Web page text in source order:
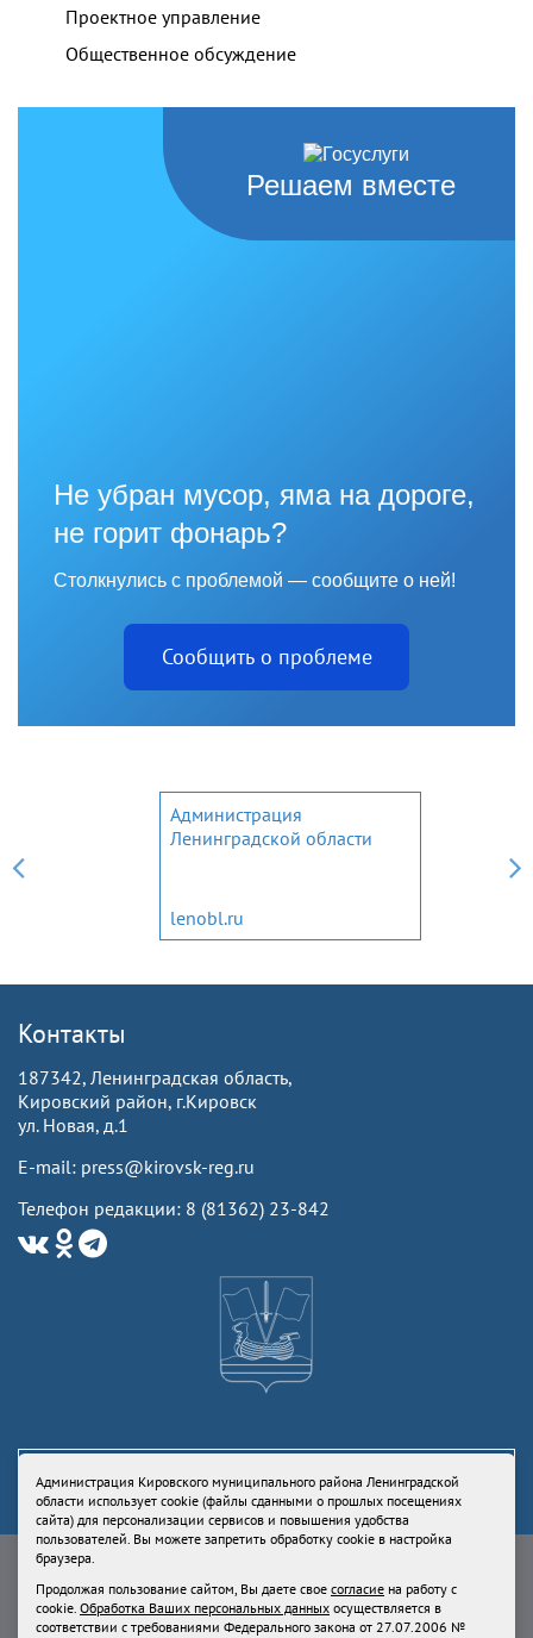
Проектное управление
Общественное обсуждение
Решаем вместе
Не убран мусор, яма на дороге,
не горит фонарь?
Столкнулись с проблемой — сообщите о ней!
Сообщить о проблеме
Администрация
Ленинградской области
lenobl.ru
Контакты
187342, Ленинградская область,
Кировский район, г.Кировск
ул. Новая, д.1
E-mail: press@kirovsk-reg.ru
Телефон редакции: 8 (81362) 23-842
Свидетельство Роскомнадзора ЭЛ № ФС77-73336 от 24 июля 2018
Ленинградской области
Продолжая пользование сайтом, Вы даете своесогласиена работу с
Администрация Кировского муниципального района Ленинградской
области использует cookie (файлы сданными о прошлых посещениях
сайта) для персонализации сервисов и повышения удобства
пользователей. Вы можете запретить обработку cookie в настройка
браузера.
Продолжая пользование сайтом, Вы даете свое согласие на работу с
cookie. Обработка Ваших персональных данных осуществляется в
соответствии с требованиями Федерального закона от 27.07.2006 №